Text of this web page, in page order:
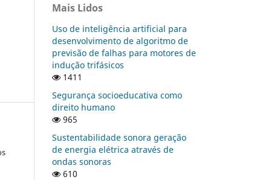
Mais Lidos
Uso de inteligência artificial para
desenvolvimento de algoritmo de
previsão de falhas para motores de
indução trifásicos
1411
Segurança socioeducativa como
direito humano
965
Sustentabilidade sonora geração
de energia elétrica através de
ondas sonoras
610